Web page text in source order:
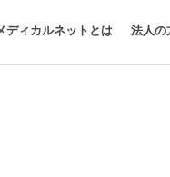
ディカルネットとは 法人の